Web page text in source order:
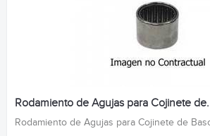
Rodamiento de Agujas para Cojinete
Rodamiento de Agujas para Cojinete de